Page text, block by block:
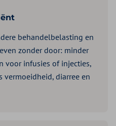
behandelbelasting en
zonder door: minder
voor infusies of injecties,
diarree en